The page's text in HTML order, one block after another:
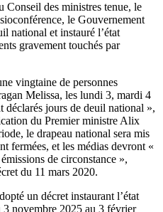
Conseil des ministres tenue, le
le Gouvernement
national et instauré l’état
gravement touchés par
vingtaine de personnes
Melissa, les lundi 3, mardi 4
déclarés jours de deuil national »,
du Premier ministre Alix
le drapeau national sera mis
fermées, et les médias devront «
de circonstance »,
du 11 mars 2020.
un décret instaurant l’état
3 novembre 2025 au 3 février